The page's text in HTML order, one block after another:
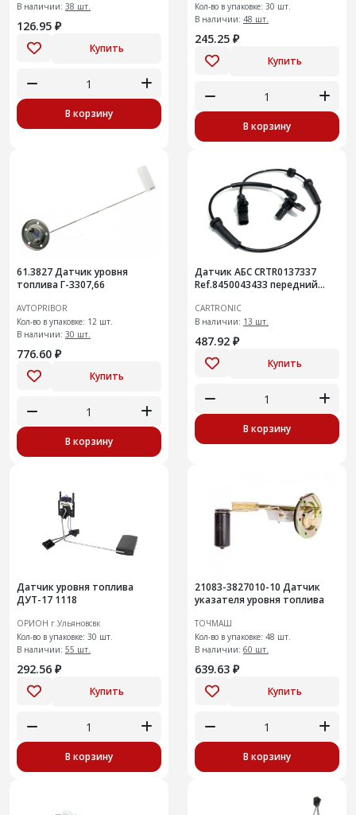
В наличии: 38 шт.
126.95 ₽
Купить
В корзину
Кол-во в упаковке: 30 шт.
В наличии: 48 шт.
245.25 ₽
Купить
В корзину
61.3827 Датчик уровня
топлива Г-3307,66
AVTOPRIBOR
Кол-во в упаковке: 12 шт.
В наличии: 30 шт.
776.60 ₽
Купить
В корзину
Датчик АБС CRTR0137337
Ref.8450043433 передний
CARTRONIC
В наличии: 13 шт.
487.92 ₽
Купить
В корзину
Датчик уровня топлива
ДУТ-17 1118
ОРИОН г.Ульяновсвк
Кол-во в упаковке: 30 шт.
В наличии: 55 шт.
292.56 ₽
Купить
В корзину
21083-3827010-10 Датчик
указателя уровня топлива
ТОЧМАШ
Кол-во в упаковке: 48 шт.
В наличии: 60 шт.
639.63 ₽
Купить
В корзину